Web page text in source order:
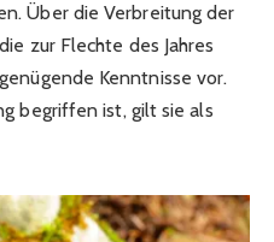
Über die Verbreitung der
zur Flechte des Jahres
Kenntnisse vor.
begriffen ist, gilt sie als